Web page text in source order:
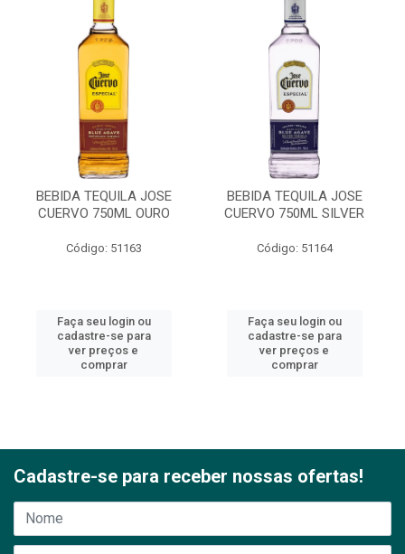
BEBIDA TEQUILA JOSE
CUERVO 750ML OURO
Código: 51163
Faça seu login ou
cadastre-se para
ver preços e
comprar
BEBIDA TEQUILA JOSE
CUERVO 750ML SILVER
Código: 51164
Faça seu login ou
cadastre-se para
ver preços e
comprar
Cadastre-se para receber nossas ofertas!